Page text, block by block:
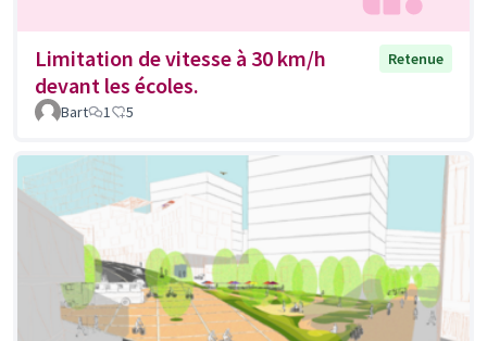
Limitation de vitesse à 30 km/h
devant les écoles.
Retenue
Bart 1 5